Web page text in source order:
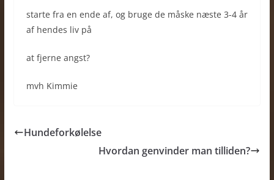
starte fra en ende af, og bruge de måske næste 3-4 år
af hendes liv på
at fjerne angst?
mvh Kimmie
Hundeforkølelse
Hvordan genvinder man tilliden?